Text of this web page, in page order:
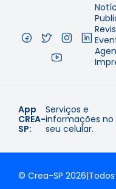
App
CREA-
SP:
Serviços e
informações no
seu celular.
© Crea-SP 2026|